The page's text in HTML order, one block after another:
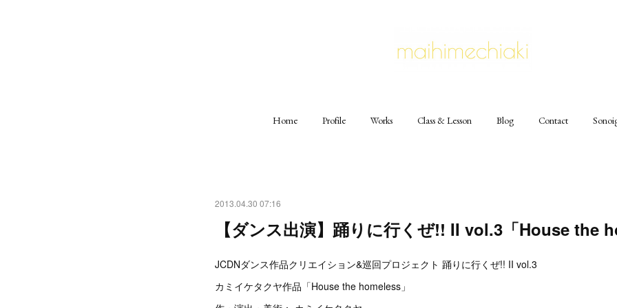
Home Profile Works Class & Lesson Blog Contact
2013.04.30 07:16
【ダンス出演】踊りに行くぜ!! II vol.3「House the
JCDNダンス作品クリエイション&巡回プロジェクト 踊りに行くぜ!! II vol.3
カミイケタクヤ作品「House the homeless」